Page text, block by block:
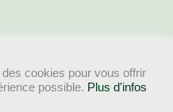
cookies pour vous offrir
possible. Plus d'infos
by Webkrea